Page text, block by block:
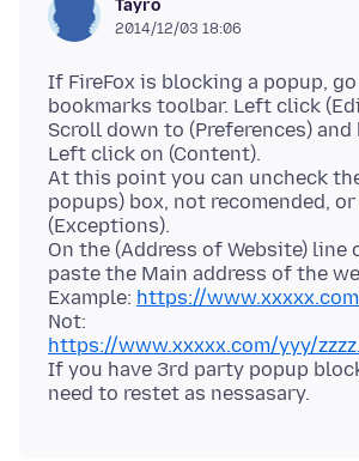
Tayro
2014/12/03 18:06
If FireFox is blocking a popup,
bookmarks toolbar. Left click
Scroll down to (Preferences)
Left click on (Content).
At this point you can uncheck
popups) box, not recomended,
(Exceptions).
On the (Address of Website) line
paste the Main address of the
Example: https://www.xxxxx.com
Not:
https://www.xxxxx.com/yyy/
If you have 3rd party popup